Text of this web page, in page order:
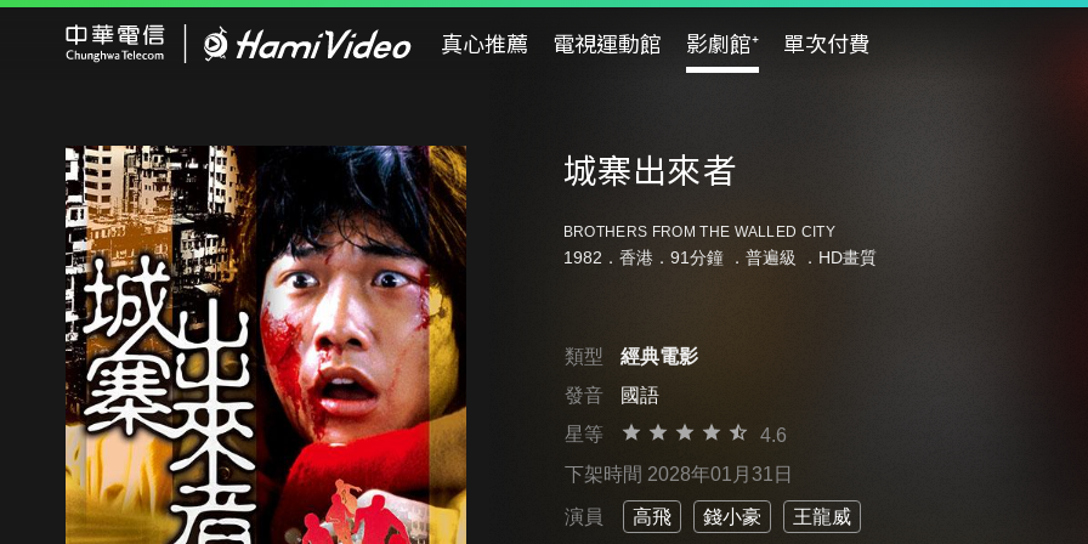
真心推薦 電視運動館 影劇館⁺ 單次付費
城寨出來者
BROTHERS FROM THE WALLED CITY
1982．香港．91分鐘 ． 普遍級 ．HD畫質
類型
經典電影
發音
國語
星等
4.6
下架時間 2028年01月31日
演員 高飛 錢小豪 王龍威